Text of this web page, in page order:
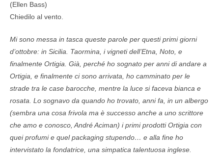
(Ellen Bass)
Chiedilo al vento.
Mi sono messa in tasca queste parole per questi primi giorni
d’ottobre: in Sicilia. Taormina, i vigneti dell’Etna, Noto, e
finalmente Ortigia. Già, perché ho sognato per anni di andare a
Ortigia, e finalmente ci sono arrivata, ho camminato per le
strade tra le case barocche, mentre la luce si faceva bianca e
rosata. Lo sognavo da quando ho trovato, anni fa, in un albergo
(sembra una cosa frivola ma è successo anche a uno scrittore
che amo e conosco, André Aciman) i primi prodotti Ortigia con
quei profumi e quel packaging stupendo… e alla fine ho
intervistato la fondatrice, una simpatica talentuosa inglese.